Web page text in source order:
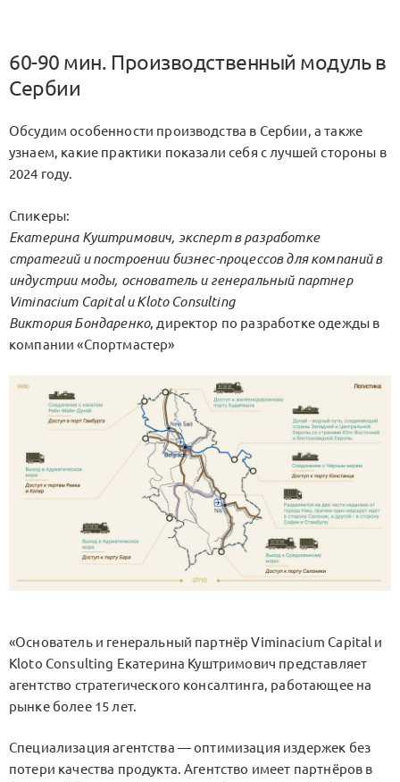
60-90 мин. Производственный модуль в
Сербии
Обсудим особенности производства в Сербии, а также
узнаем, какие практики показали себя с лучшей стороны в
2024 году.
Спикеры:
Екатерина Куштримович, эксперт в разработке
стратегий и построении бизнес-процессов для компаний в
индустрии моды, основатель и генеральный партнер
Viminacium Capital и Kloto Consulting
Виктория Бондаренко, директор по разработке одежды в
компании «Спортмастер»
«Основатель и генеральный партнёр Viminacium Capital и
Kloto Consulting Екатерина Куштримович представляет
агентство стратегического консалтинга, работающее на
рынке более 15 лет.
Специализация агентства — оптимизация издержек без
потери качества продукта. Агентство имеет партнёров в